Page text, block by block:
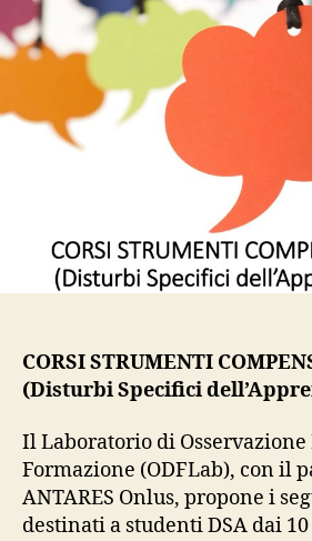
CORSI STRUMENTI
(Disturbi Specifici
Il Laboratorio di Osservazione
Formazione (ODFLab), con il
ANTARES Onlus, propone i
destinati a studenti DSA dai